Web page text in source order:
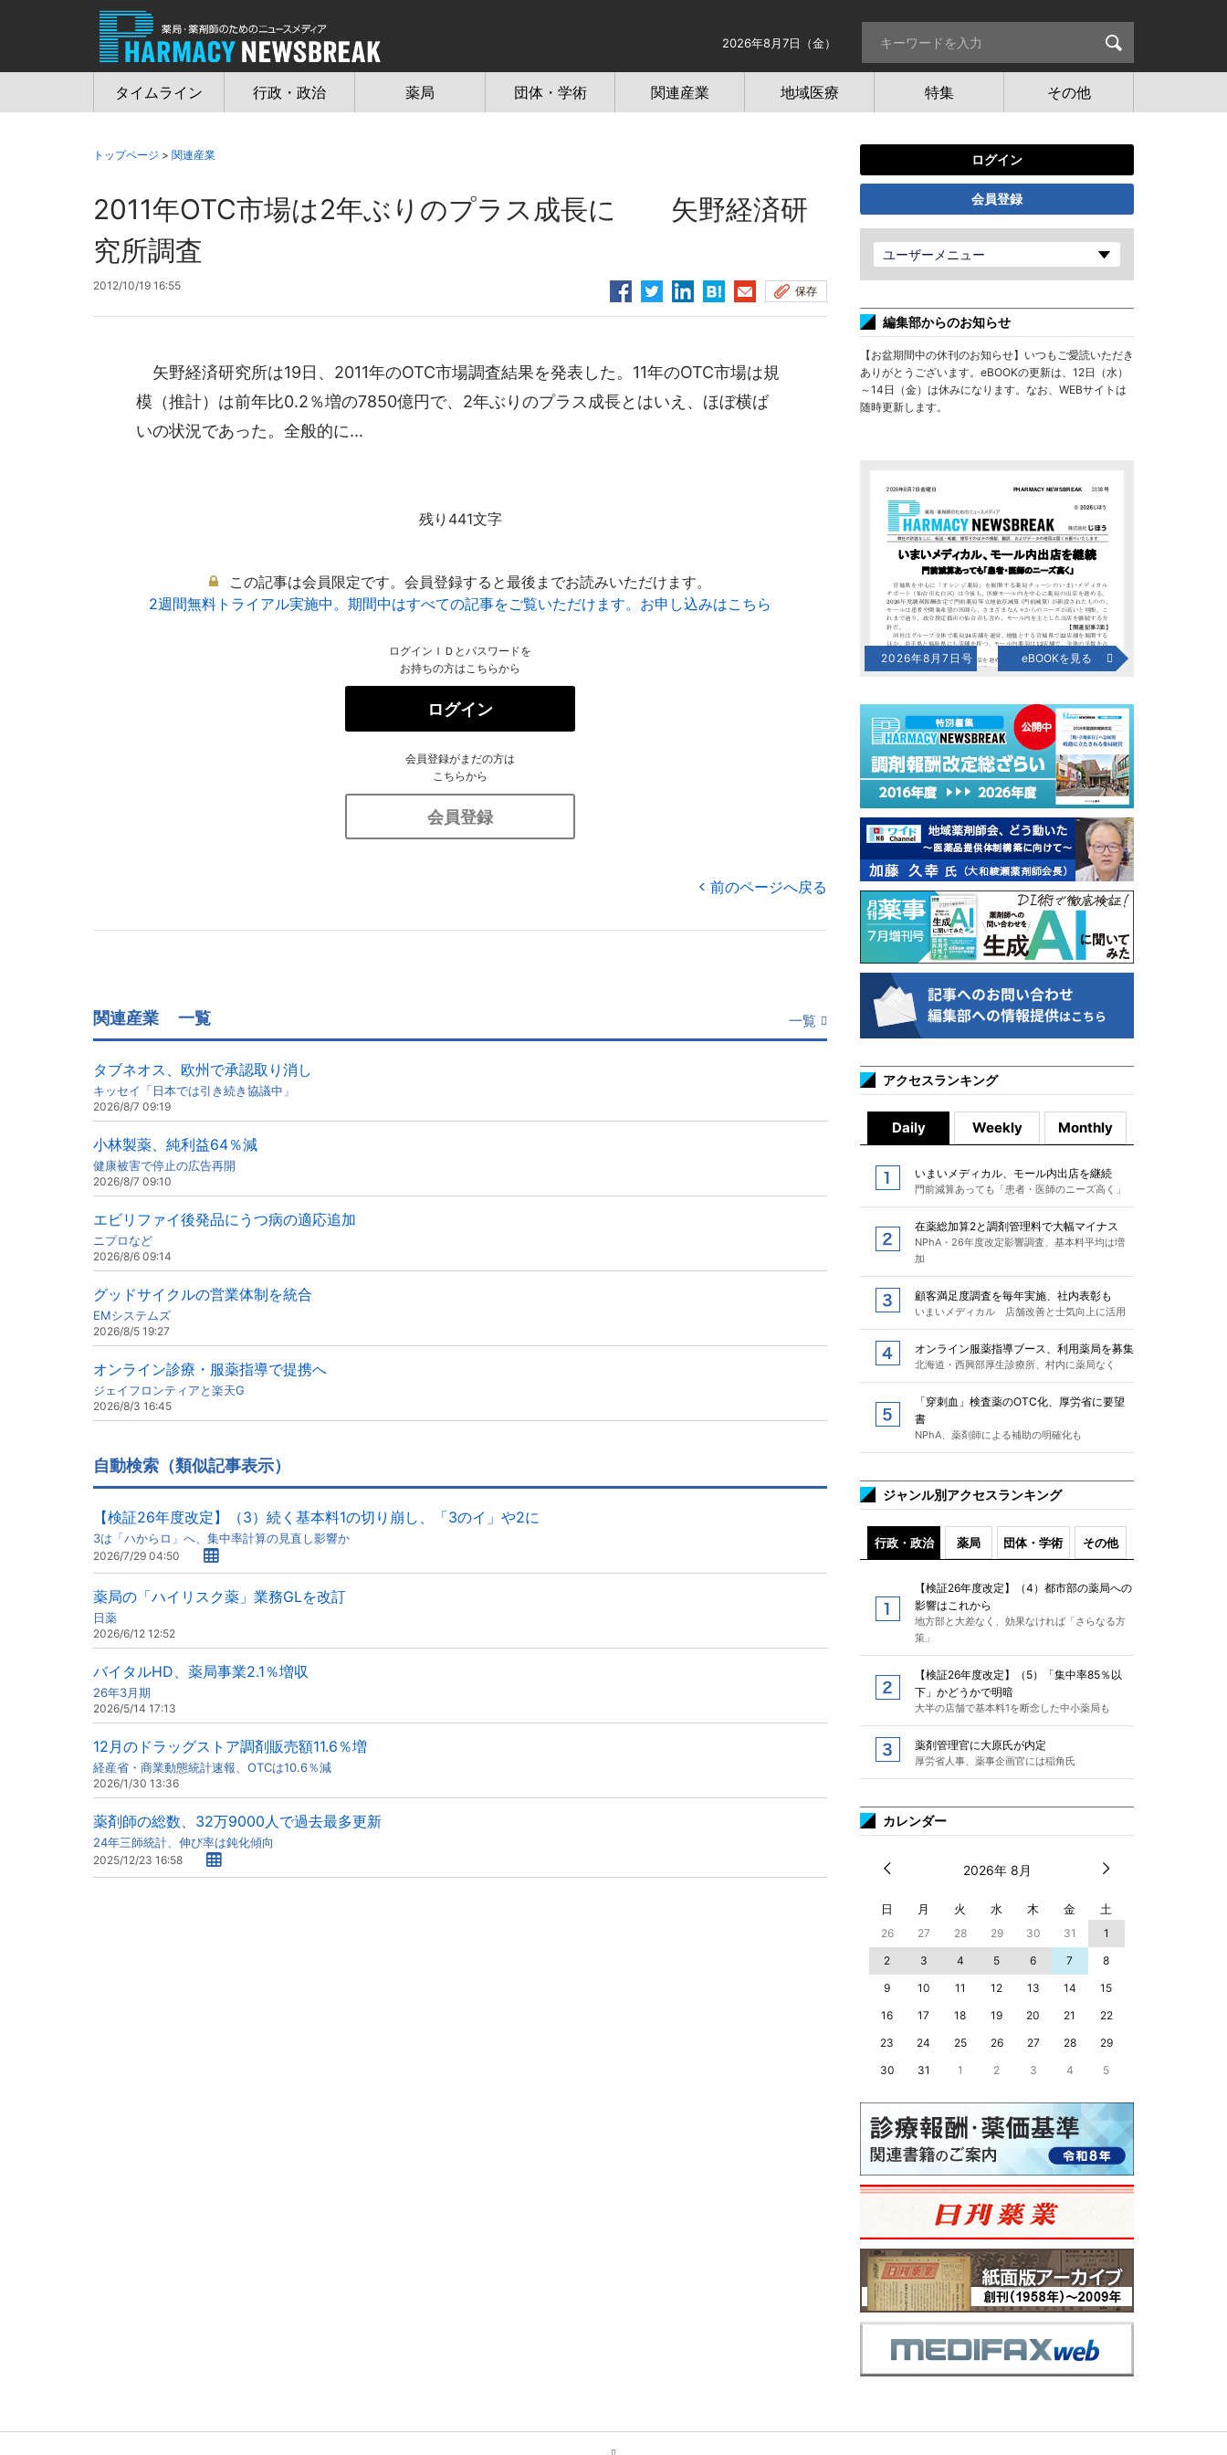
2026年8月7日（金）
タイムライン 行政・政治 薬局 団体・学術 関連産業 地域医療 特集 その他
トップページ > 関連産業
2011年OTC市場は2年ぶりのプラス成長に 矢野経済研
究所調査
2012/10/19 16:55 保存
矢野経済研究所は19日、2011年のOTC市場調査結果を発表した。11年のOTC市場は規
模（推計）は前年比0.2％増の7850億円で、2年ぶりのプラス成長とはいえ、ほぼ横ば
いの状況であった。全般的に...
残り441文字
この記事は会員限定です。会員登録すると最後までお読みいただけます。
2週間無料トライアル実施中。期間中はすべての記事をご覧いただけます。お申し込みはこちら
ログインＩＤとパスワードを
お持ちの方はこちらから
ログイン
会員登録がまだの方は
こちらから
会員登録
前のページへ戻る
関連産業 一覧 一覧
タブネオス、欧州で承認取り消し
キッセイ「日本では引き続き協議中」
2026/8/7 09:19
小林製薬、純利益64％減
健康被害で停止の広告再開
2026/8/7 09:10
エビリファイ後発品にうつ病の適応追加
ニプロなど
2026/8/6 09:14
グッドサイクルの営業体制を統合
EMシステムズ
2026/8/5 19:27
オンライン診療・服薬指導で提携へ
ジェイフロンティアと楽天G
2026/8/3 16:45
自動検索（類似記事表示）
【検証26年度改定】（3）続く基本料1の切り崩し、「3のイ」や2に
3は「ハからロ」へ、集中率計算の見直し影響か
2026/7/29 04:50
薬局の「ハイリスク薬」業務GLを改訂
日薬
2026/6/12 12:52
バイタルHD、薬局事業2.1％増収
26年3月期
2026/5/14 17:13
12月のドラッグストア調剤販売額11.6％増
経産省・商業動態統計速報、OTCは10.6％減
2026/1/30 13:36
薬剤師の総数、32万9000人で過去最多更新
24年三師統計、伸び率は鈍化傾向
2025/12/23 16:58
ログイン
会員登録
ユーザーメニュー
編集部からのお知らせ
【お盆期間中の休刊のお知らせ】いつもご愛読いただき
ありがとうございます。eBOOKの更新は、12日（水）
～14日（金）は休みになります。なお、WEBサイトは
随時更新します。
2026年8月7日号 eBOOKを見る
アクセスランキング
Daily Weekly Monthly
いまいメディカル、モール内出店を継続
門前減算あっても「患者・医師のニーズ高く」
在薬総加算2と調剤管理料で大幅マイナス
NPhA・26年度改定影響調査、基本料平均は増
加
顧客満足度調査を毎年実施、社内表彰も
いまいメディカル 店舗改善と士気向上に活用
オンライン服薬指導ブース、利用薬局を募集
北海道・西興部厚生診療所、村内に薬局なく
「穿刺血」検査薬のOTC化、厚労省に要望
書
NPhA、薬剤師による補助の明確化も
ジャンル別アクセスランキング
行政・政治 薬局 団体・学術 その他
【検証26年度改定】（4）都市部の薬局への
影響はこれから
地方部と大差なく、効果なければ「さらなる方
策」
【検証26年度改定】（5）「集中率85％以
下」かどうかで明暗
大半の店舗で基本料1を断念した中小薬局も
薬剤管理官に大原氏が内定
厚労省人事、薬事企画官には稲角氏
カレンダー
2026年 8月
日 月 火 水 木 金 土
26 27 28 29 30 31
1
2
3 4 5 6 7
8
9
10 11 12 13 14
15
16
17 18 19 20 21
22
23
24 25 26 27 28
29
30
31 1 2 3 4 5